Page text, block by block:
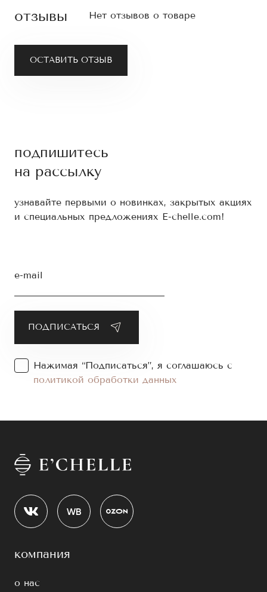
отзывы Нет отзывов о товаре
ОСТАВИТЬ ОТЗЫВ
подпишитесь
на рассылку
узнавайте первыми о новинках, закрытых акциях
и специальных предложениях E-chelle.com!
e-mail
Нажимая “Подписаться”, я соглашаюсь с
политикой обработки данных
компания
о нас